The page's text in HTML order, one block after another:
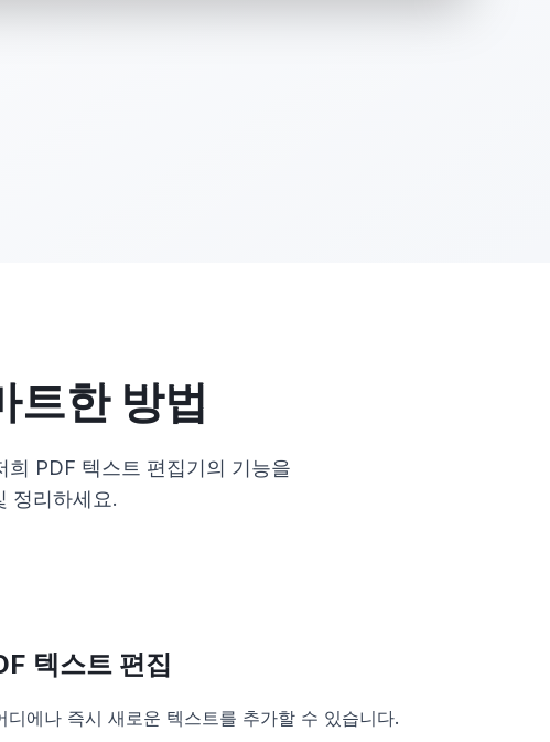
트한 방법
PDF 텍스트 편집기의 기능을
정리하세요.
텍스트 편집
디에나 즉시 새로운 텍스트를 추가할 수 있습니다.